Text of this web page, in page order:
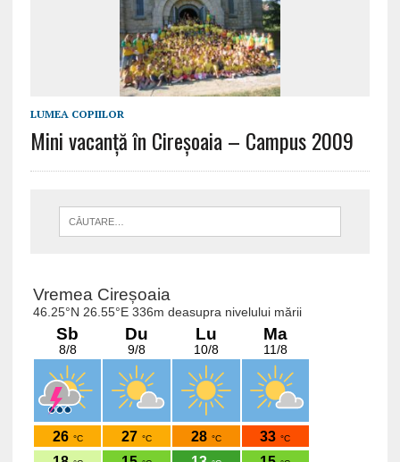
LUMEA COPIILOR
Mini vacanță în Cireșoaia – Campus 2009